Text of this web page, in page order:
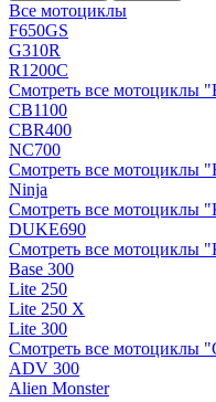
Все мотоциклы
F650GS
G310R
R1200C
Смотреть все мотоциклы
CB1100
CBR400
NC700
Смотреть все мотоциклы
Ninja
Смотреть все мотоциклы
DUKE690
Смотреть все мотоциклы
Base 300
Lite 250
Lite 250 X
Lite 300
Смотреть все мотоциклы
ADV 300
Alien Monster